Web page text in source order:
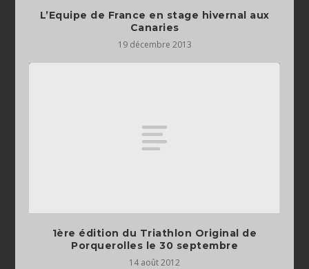
L’Equipe de France en stage hivernal aux
Canaries
19 décembre 2013
1ère édition du Triathlon Original de
Porquerolles le 30 septembre
14 août 2012